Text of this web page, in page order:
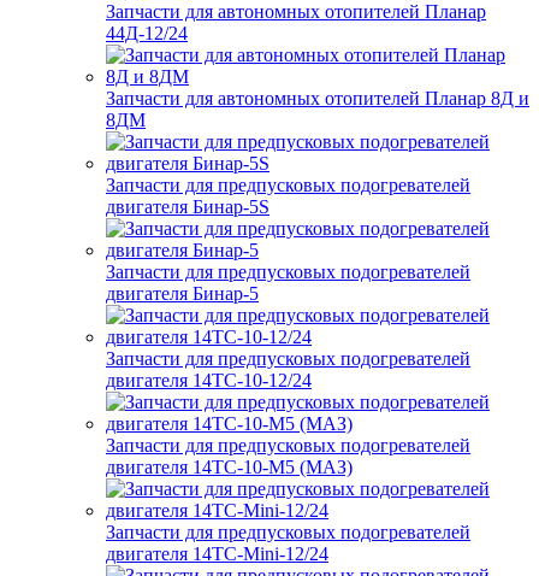
Запчасти для автономных отопителей Планар
44Д-12/24
Запчасти для автономных отопителей Планар 8Д и
8ДМ
Запчасти для предпусковых подогревателей
двигателя Бинар-5S
Запчасти для предпусковых подогревателей
двигателя Бинар-5
Запчасти для предпусковых подогревателей
двигателя 14ТС-10-12/24
Запчасти для предпусковых подогревателей
двигателя 14ТС-10-М5 (МАЗ)
Запчасти для предпусковых подогревателей
двигателя 14ТС-Mini-12/24